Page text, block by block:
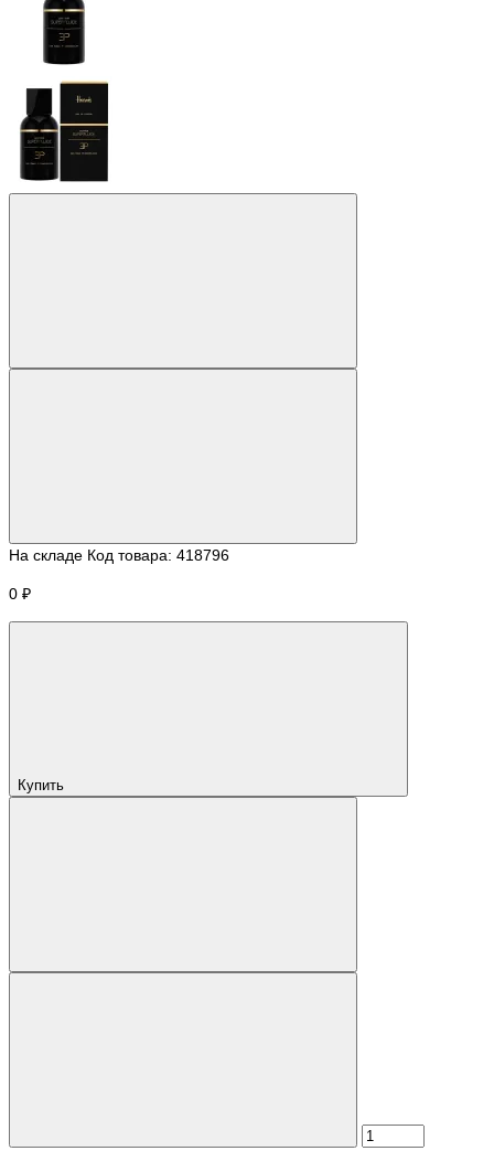
На складе Код товара: 418796
0 ₽
Купить